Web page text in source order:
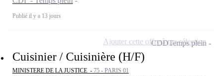
Publié il y a 13 jours
Cuisinier / Cuisinière (H/F)
MINISTERE DE LA JUSTICE - 75 - PARIS 01
CDDTemps plein
Ajouter cette offre à ma sélection